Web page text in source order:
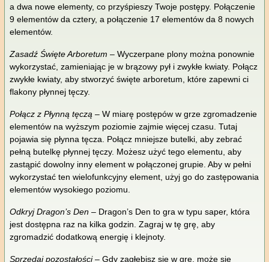
a dwa nowe elementy, co przyśpieszy Twoje postępy. Połączenie
9 elementów da cztery, a połączenie 17 elementów da 8 nowych
elementów.
Zasadź Święte Arboretum – Wyczerpane plony można ponownie
wykorzystać, zamieniając je w brązowy pył i zwykłe kwiaty. Połącz
zwykłe kwiaty, aby stworzyć święte arboretum, które zapewni ci
flakony płynnej tęczy.
Połącz z Płynną tęczą – W miarę postępów w grze zgromadzenie
elementów na wyższym poziomie zajmie więcej czasu. Tutaj
pojawia się płynna tęcza. Połącz mniejsze butelki, aby zebrać
pełną butelkę płynnej tęczy. Możesz użyć tego elementu, aby
zastąpić dowolny inny element w połączonej grupie. Aby w pełni
wykorzystać ten wielofunkcyjny element, użyj go do zastępowania
elementów wysokiego poziomu.
Odkryj Dragon’s Den – Dragon’s Den to gra w typu saper, która
jest dostępna raz na kilka godzin. Zagraj w tę grę, aby
zgromadzić dodatkową energię i klejnoty.
Sprzedaj pozostałości– Gdy zagłębisz się w grę, może się